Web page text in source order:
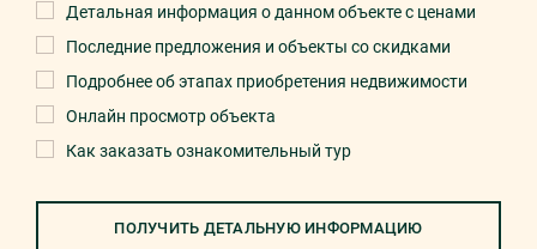
Детальная информация о данном объекте с ценами
Последние предложения и объекты со скидками
Подробнее об этапах приобретения недвижимости
Онлайн просмотр объекта
Как заказать ознакомительный тур
ПОЛУЧИТЬ ДЕТАЛЬНУЮ ИНФОРМАЦИЮ